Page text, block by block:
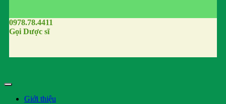
0978.78.4411
Gọi Dược sĩ
Giới thiệu